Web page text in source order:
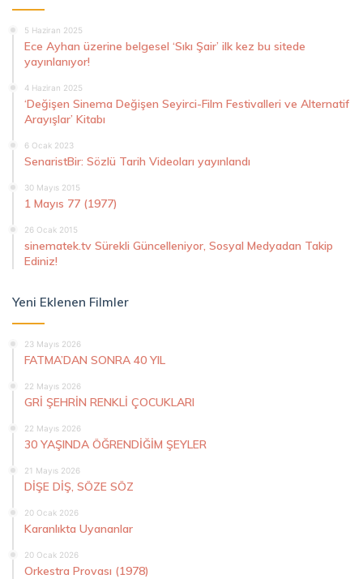
5 Haziran 2025
Ece Ayhan üzerine belgesel ‘Sıkı Şair’ ilk kez bu sitede
yayınlanıyor!
4 Haziran 2025
‘Değişen Sinema Değişen Seyirci-Film Festivalleri ve Alternatif
Arayışlar’ Kitabı
6 Ocak 2023
SenaristBir: Sözlü Tarih Videoları yayınlandı
30 Mayıs 2015
1 Mayıs 77 (1977)
26 Ocak 2015
sinematek.tv Sürekli Güncelleniyor, Sosyal Medyadan Takip
Ediniz!
Yeni Eklenen Filmler
23 Mayıs 2026
FATMA’DAN SONRA 40 YIL
22 Mayıs 2026
GRİ ŞEHRİN RENKLİ ÇOCUKLARI
22 Mayıs 2026
30 YAŞINDA ÖĞRENDİĞİM ŞEYLER
21 Mayıs 2026
DİŞE DİŞ, SÖZE SÖZ
20 Ocak 2026
Karanlıkta Uyananlar
20 Ocak 2026
Orkestra Provası (1978)